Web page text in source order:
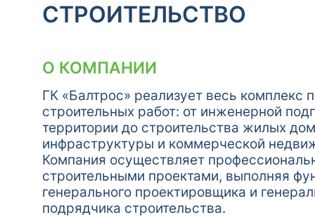
СТРОИТЕЛЬСТВО
О КОМПАНИИ
ГК «Балтрос» реализует весь комплекс
строительных работ: от инженерной
территории до строительства жилых
инфраструктуры и коммерческой
Компания осуществляет
строительными проектами, выполняя
генерального проектировщика и
подрядчика строительства.